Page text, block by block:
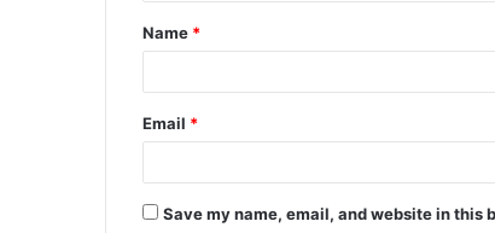
*
Name *
Email *
Save my name, email, and website in this